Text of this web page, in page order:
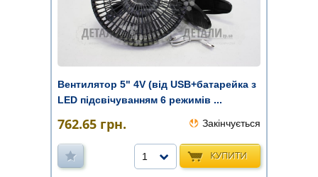
Вентилятор 5" 4V (від USB+батарейка з
LED підсвічуванням 6 режимів ...
762.65 грн. Закінчується
КУПИТИ
1